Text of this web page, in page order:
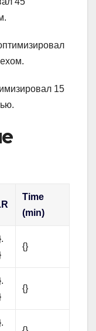
15
Time
(min)
{}
{}